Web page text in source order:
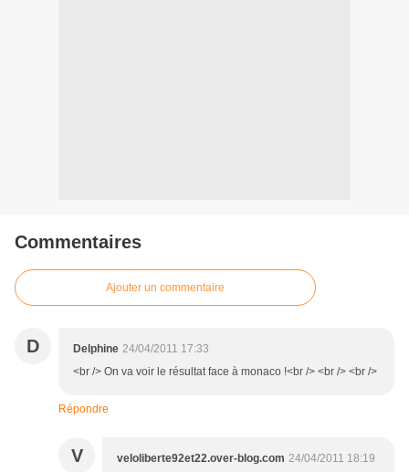
Commentaires
Ajouter un commentaire
D Delphine 24/04/2011 17:33
<br /> On va voir le résultat face à monaco !<br /> <br /> <br />
Répondre
V veloliberte92et22.over-blog.com 24/04/2011 18:19